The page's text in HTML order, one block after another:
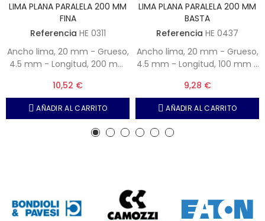
LIMA PLANA PARALELA 200 MM
FINA
Referencia HE 0311
Ancho lima, 20 mm - Grueso,
4.5 mm - Longitud, 200 mm
10,52 €
AÑADIR AL CARRITO
LIMA PLANA PARALELA 200 MM
BASTA
Referencia HE 0437
Ancho lima, 20 mm - Grueso,
4.5 mm - Longitud, 100 mm -
9,28 €
AÑADIR AL CARRITO